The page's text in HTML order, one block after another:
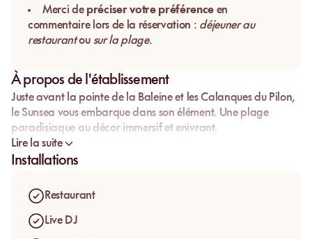
Merci de préciser votre préférence en
commentaire lors de la réservation : déjeuner au
restaurantou sur la plage.
À propos de l'établissement
Juste avant la pointe de la Baleine et les Calanques du Pilon,
le Sunsea vous embarque dans son élément. Une plage
paradisiaque au décor immersif et enivrant.
Lire la suite
Installations
Restaurant
Live DJ